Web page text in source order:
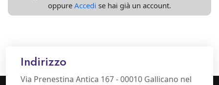
oppure Accedi se hai già un account.
Indirizzo
Via Prenestina Antica 167 - 00010 Gallicano nel